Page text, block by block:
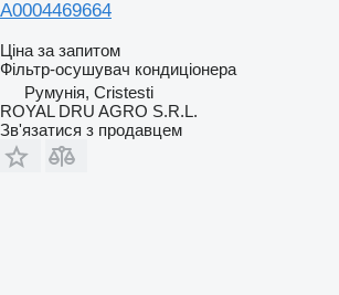
A0004469664
Ціна за запитом
Фільтр-осушувач кондиціонера
Румунія, Cristesti
ROYAL DRU AGRO S.R.L.
Зв'язатися з продавцем